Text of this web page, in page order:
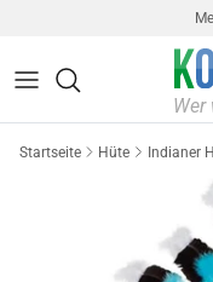
Startseite Hüte Indianer